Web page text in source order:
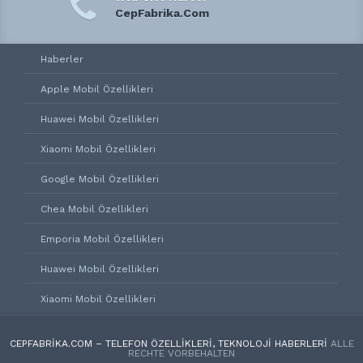
CepFabrika.Com
Haberler
Apple Mobil Özellikleri
Huawei Mobil Özellikleri
Xiaomi Mobil Özellikleri
Google Mobil Özellikleri
Chea Mobil Özellikleri
Emporia Mobil Özellikleri
Huawei Mobil Özellikleri
Xiaomi Mobil Özellikleri
CEPFABRIKA.COM – TELEFON ÖZELLIKLERI, TEKNOLOJI HABERLERI ALLE
RECHTE VORBEHALTEN